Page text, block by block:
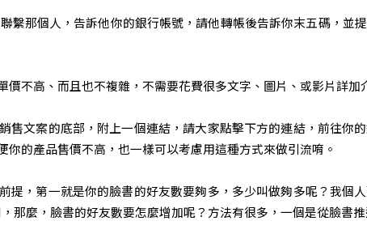
繫那個人，告訴他你的銀行帳號，請他轉帳後告訴你末五碼，並
不高、而且也不複雜，不需要花費很多文字、圖片、或影片詳加
售文案的底部，附上一個連結，請大家點擊下方的連結，前往你
的產品售價不高，也一樣可以考慮用這種方式來做引流唷。
提，第一就是你的臉書的好友數要夠多，多少叫做夠多呢？我個
那麼，臉書的好友數要怎麼增加呢？方法有很多，一個是從臉書